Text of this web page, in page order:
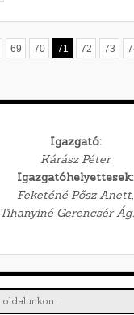
69 70 71 72 73
Igazgató:
Kárász Péter
Igazgatóhelyettesek:
Feketéné Pősz Anett,
Tihanyiné Gerencsér